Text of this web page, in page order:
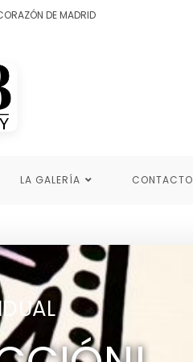
DE MADRID
LA GALERÍA CONTACTO